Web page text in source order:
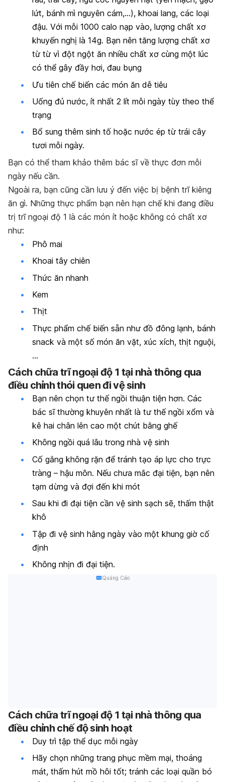
lứt, bánh mì nguyên cám,…), khoai lang, các loại
đậu. Với mỗi 1000 calo nạp vào, lượng chất xơ
khuyến nghị là 14g. Bạn nên tăng lượng chất xơ
từ từ vì đột ngột ăn nhiều chất xơ cùng một lúc
có thể gây đầy hơi, đau bụng
Ưu tiên chế biến các món ăn dễ tiêu
Uống đủ nước, ít nhất 2 lít mỗi ngày tùy theo thể
trạng
Bổ sung thêm sinh tố hoặc nước ép từ trái cây
tươi mỗi ngày.
Bạn có thể tham khảo thêm bác sĩ về thực đơn mỗi
ngày nếu cần.
Ngoài ra, bạn cũng cần lưu ý đến việc bị bệnh trĩ kiêng
ăn gì. Những thực phẩm bạn nên hạn chế khi đang điều
trị trĩ ngoại độ 1 là các món ít hoặc không có chất xơ
như:
Phô mai
Khoai tây chiên
Thức ăn nhanh
Kem
Thịt
Thực phẩm chế biến sẵn như đồ đông lạnh, bánh
snack và một số món ăn vặt, xúc xích, thịt nguội,
…
Cách chữa trĩ ngoại độ 1 tại nhà thông qua
điều chỉnh thói quen đi vệ sinh
Bạn nên chọn tư thế ngồi thuận tiện hơn. Các
bác sĩ thường khuyên nhất là tư thế ngồi xổm và
kê hai chân lên cao một chút bằng ghế
Không ngồi quá lâu trong nhà vệ sinh
Cố gắng không rặn để tránh tạo áp lực cho trực
tràng – hậu môn. Nếu chưa mắc đại tiện, bạn nên
tạm dừng và đợi đến khi mót
Sau khi đi đại tiện cần vệ sinh sạch sẽ, thấm thật
khô
Tập đi vệ sinh hằng ngày vào một khung giờ cố
định
Không nhịn đi đại tiện.
Quảng Cáo
Cách chữa trĩ ngoại độ 1 tại nhà thông qua
điều chỉnh chế độ sinh hoạt
Duy trì tập thể dục mỗi ngày
Hãy chọn những trang phục mềm mại, thoáng
mát, thấm hút mồ hôi tốt; tránh các loại quần bó